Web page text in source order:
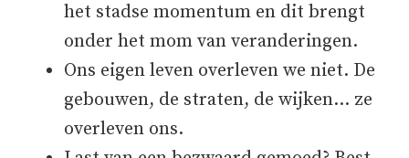
het stadse momentum en dit brengt
onder het mom van veranderingen.
Ons eigen leven overleven we niet. De
gebouwen, de straten, de wijken… ze
overleven ons.